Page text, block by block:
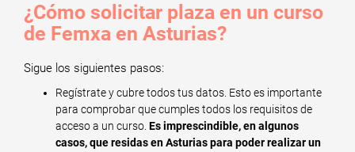
¿Cómo solicitar plaza en un curso
de Femxa en Asturias?
Sigue los siguientes pasos:
Regístrate y cubre todos tus datos. Esto es importante
para comprobar que cumples todos los requisitos de
acceso a un curso. Es imprescindible, en algunos
casos, que residas en Asturias para poder realizar un